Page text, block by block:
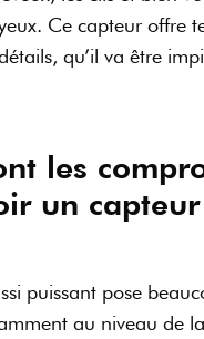
La dynamique est-elle
dynamique
avec celle du
(Sony Alpha 7 III).
5 scènes